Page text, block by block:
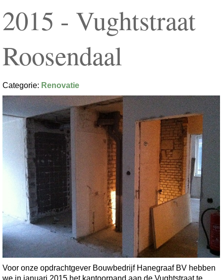
2015 - Vughtstraat
Roosendaal
Categorie: Renovatie
Voor onze opdrachtgever Bouwbedrijf Hanegraaf BV hebben
we in januari 2015 het kantoorpand aan de Vughtstraat te